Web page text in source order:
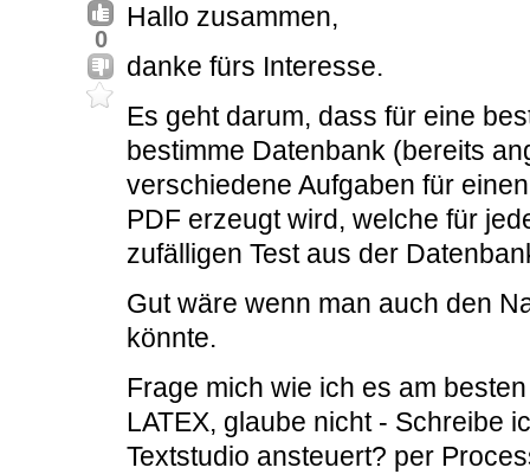
0
Hallo zusammen,
danke fürs Interesse.
Es geht darum, dass für eine
bestimme Datenbank (bereits
verschiedene Aufgaben für
PDF erzeugt wird, welche für
zufälligen Test aus der
Gut wäre wenn man auch den
könnte.
Frage mich wie ich es am
LATEX, glaube nicht - Schreibe
Textstudio ansteuert? per